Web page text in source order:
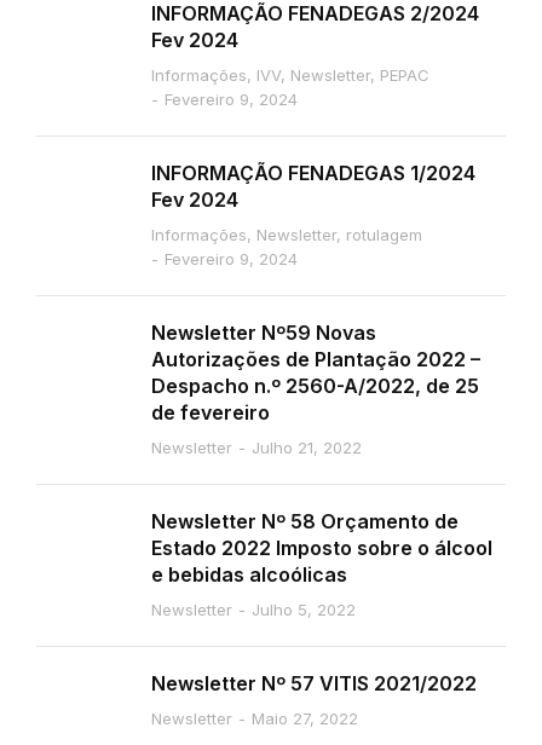
INFORMAÇÃO FENADEGAS 2/2024
Fev 2024
Informações, IVV, Newsletter, PEPAC
Fevereiro 9, 2024
INFORMAÇÃO FENADEGAS 1/2024
Fev 2024
Informações, Newsletter, rotulagem
Fevereiro 9, 2024
Newsletter Nº59 Novas
Autorizações de Plantação 2022 –
Despacho n.º 2560-A/2022, de 25
de fevereiro
Newsletter Julho 21, 2022
Newsletter Nº 58 Orçamento de
Estado 2022 Imposto sobre o álcool
e bebidas alcoólicas
Newsletter Julho 5, 2022
Newsletter Nº 57 VITIS 2021/2022
Newsletter Maio 27, 2022